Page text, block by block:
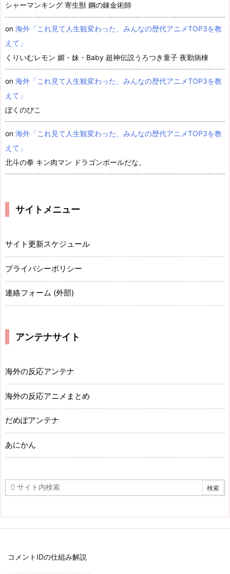
シャーマンキング 寄生獣 鋼の錬金術師
on 海外「これ見て人生観変わった、みんなの歴代アニメTOP3を教
えて」
くりいむレモン 媚・妹・Baby 超神伝説うろつき童子 夜勤病棟
on 海外「これ見て人生観変わった、みんなの歴代アニメTOP3を教
えて」
ぼくのぴこ
on 海外「これ見て人生観変わった、みんなの歴代アニメTOP3を教
えて」
北斗の拳 キン肉マン ドラゴンボールだな。
サイトメニュー
サイト更新スケジュール
プライバシーポリシー
連絡フォーム (外部)
アンテナサイト
海外の反応アンテナ
海外の反応アニメまとめ
だめぽアンテナ
あにかん
コメントIDの仕組み解説